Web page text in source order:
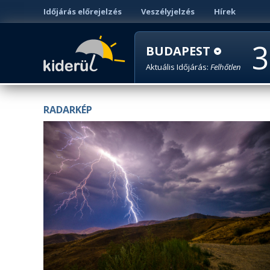
Időjárás előrejelzés Veszélyjelzés Hírek
BUDAPEST
Aktuális Időjárás: Felhőtlen
RADARKÉP